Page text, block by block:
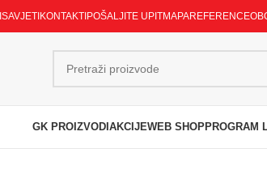
SAVJETI KONTAKTI POŠALJITE UPITMAPAREFERENCE
GK PROIZVODI AKCIJEWEB SHOPPROGRAM